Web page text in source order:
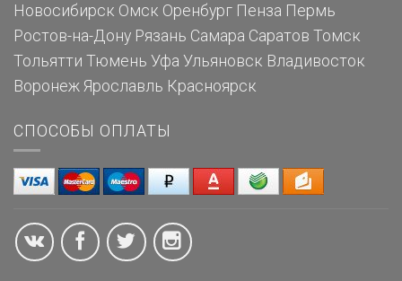
Новосибирск Омск Оренбург Пенза Пермь
Ростов-на-Дону Рязань Самара Саратов Томск
Тольятти Тюмень Уфа Ульяновск Владивосток
Воронеж Ярославль Красноярск
СПОСОБЫ ОПЛАТЫ